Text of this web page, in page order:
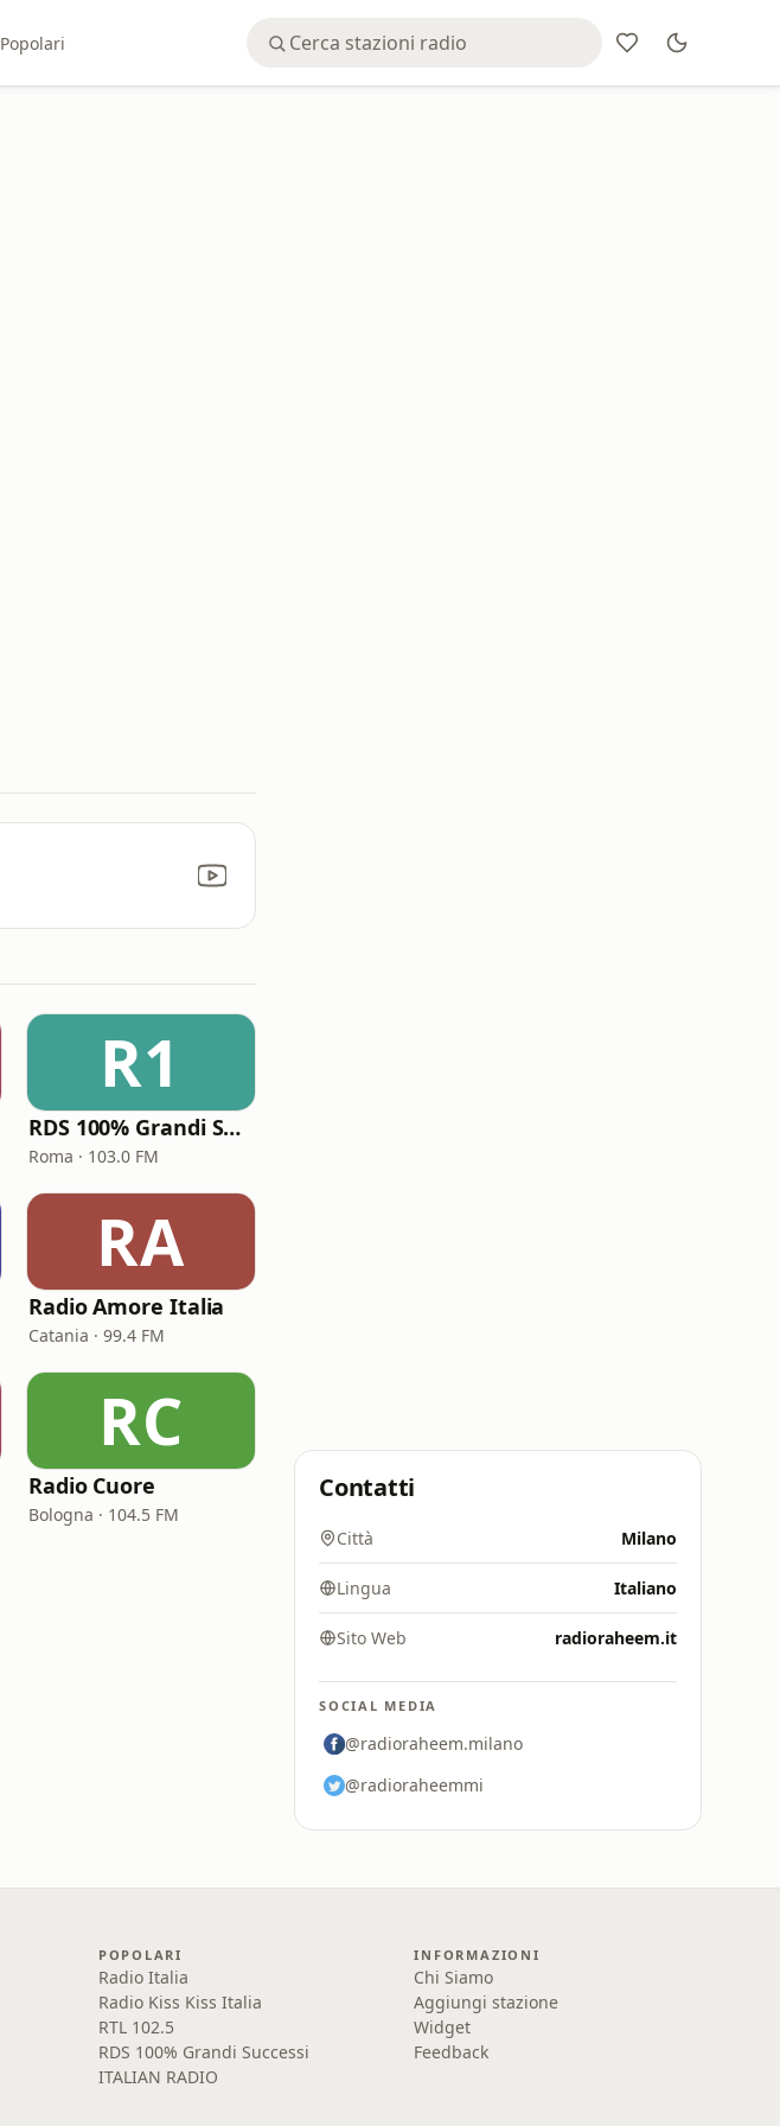
R1
RDS 100% Grandi Successi
Roma · 103.0 FM
RA
Radio Amore Italia
Catania · 99.4 FM
RC
Radio Cuore
Bologna · 104.5 FM
Contatti
Città Milano
Lingua Italiano
Sito Web radioraheem.it
SOCIAL MEDIA
@radioraheem.milano
@radioraheemmi
POPOLARI
Radio Italia
Radio Kiss Kiss Italia
RTL 102.5
RDS 100% Grandi Successi
ITALIAN RADIO
INFORMAZIONI
Chi Siamo
Aggiungi stazione
Widget
Feedback